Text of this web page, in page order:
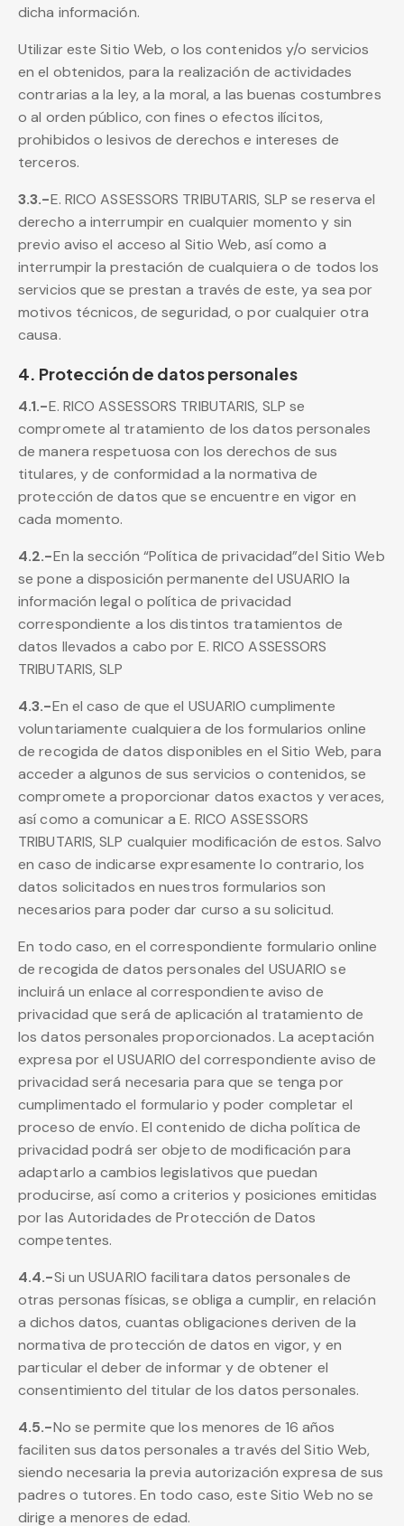
dicha información.
Utilizar este Sitio Web, o los contenidos y/o servicios
en el obtenidos, para la realización de actividades
contrarias a la ley, a la moral, a las buenas costumbres
o al orden público, con fines o efectos ilícitos,
prohibidos o lesivos de derechos e intereses de
terceros.
3.3.-E. RICO ASSESSORS TRIBUTARIS, SLP se reserva el
derecho a interrumpir en cualquier momento y sin
previo aviso el acceso al Sitio Web, así como a
interrumpir la prestación de cualquiera o de todos los
servicios que se prestan a través de este, ya sea por
motivos técnicos, de seguridad, o por cualquier otra
causa.
4. Protección de datos personales
4.1.-E. RICO ASSESSORS TRIBUTARIS, SLP se
compromete al tratamiento de los datos personales
de manera respetuosa con los derechos de sus
titulares, y de conformidad a la normativa de
protección de datos que se encuentre en vigor en
cada momento.
4.2.-En la sección “Política de privacidad”del Sitio Web
se pone a disposición permanente del USUARIO la
información legal o política de privacidad
correspondiente a los distintos tratamientos de
datos llevados a cabo por E. RICO ASSESSORS
TRIBUTARIS, SLP
4.3.-En el caso de que el USUARIO cumplimente
voluntariamente cualquiera de los formularios online
de recogida de datos disponibles en el Sitio Web, para
acceder a algunos de sus servicios o contenidos, se
compromete a proporcionar datos exactos y veraces,
así como a comunicar a E. RICO ASSESSORS
TRIBUTARIS, SLP cualquier modificación de estos. Salvo
en caso de indicarse expresamente lo contrario, los
datos solicitados en nuestros formularios son
necesarios para poder dar curso a su solicitud.
En todo caso, en el correspondiente formulario online
de recogida de datos personales del USUARIO se
incluirá un enlace al correspondiente aviso de
privacidad que será de aplicación al tratamiento de
los datos personales proporcionados. La aceptación
expresa por el USUARIO del correspondiente aviso de
privacidad será necesaria para que se tenga por
cumplimentado el formulario y poder completar el
proceso de envío. El contenido de dicha política de
privacidad podrá ser objeto de modificación para
adaptarlo a cambios legislativos que puedan
producirse, así como a criterios y posiciones emitidas
por las Autoridades de Protección de Datos
competentes.
4.4.-Si un USUARIO facilitara datos personales de
otras personas físicas, se obliga a cumplir, en relación
a dichos datos, cuantas obligaciones deriven de la
normativa de protección de datos en vigor, y en
particular el deber de informar y de obtener el
consentimiento del titular de los datos personales.
4.5.-No se permite que los menores de 16 años
faciliten sus datos personales a través del Sitio Web,
siendo necesaria la previa autorización expresa de sus
padres o tutores. En todo caso, este Sitio Web no se
dirige a menores de edad.